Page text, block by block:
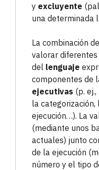
y excluyente
una determinada
La combinación
valorar
del lenguaje
componentes de
ejecutivas (p.
la categorización,
ejecución…). La
(mediante unos
actuales) junto
de la ejecución
número y el tipo